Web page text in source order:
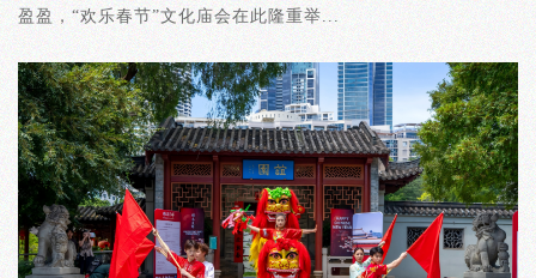
盈盈，“欢乐春节”文化庙会在此隆重举...